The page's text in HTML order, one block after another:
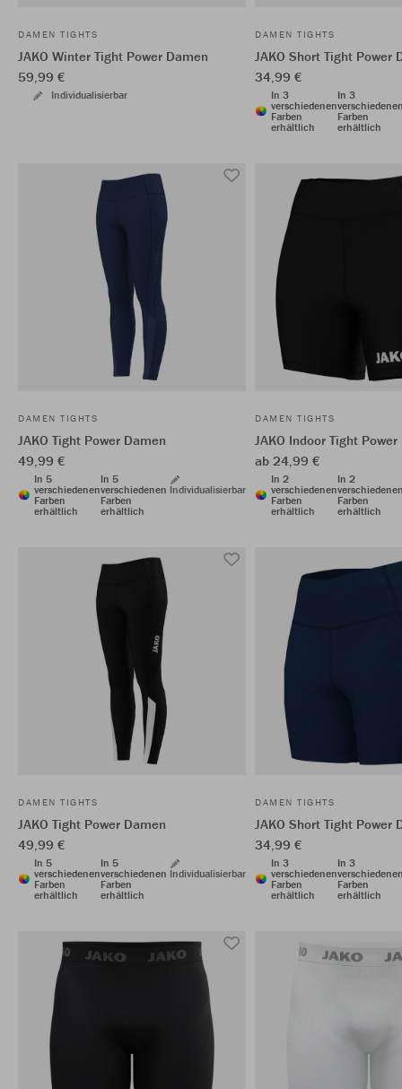
DAMEN TIGHTS
JAKO Winter Tight Power Damen
59,99 €
Individualisierbar
DAMEN TIGHTS
JAKO Short Tight Power
34,99 €
In 3
verschiedenen
Farben
erhältlich
In 3
Farben
erhältlich
DAMEN TIGHTS
JAKO Tight Power Damen
49,99 €
In 5
verschiedenen
Farben
erhältlich
In 5
verschiedenen
Farben
erhältlich
Individualisierbar
DAMEN TIGHTS
JAKO Indoor Tight Power
ab 24,99 €
In 2
verschiedenen
Farben
erhältlich
In 2
Farben
erhältlich
DAMEN TIGHTS
JAKO Tight Power Damen
49,99 €
In 5
verschiedenen
Farben
erhältlich
In 5
verschiedenen
Farben
erhältlich
Individualisierbar
DAMEN TIGHTS
JAKO Short Tight Power
34,99 €
In 3
verschiedenen
Farben
erhältlich
In 3
Farben
erhältlich